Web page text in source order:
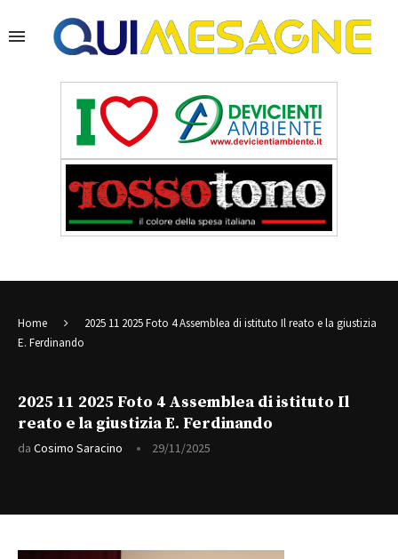
Home
2025 11 2025 Foto 4 Assemblea di istituto Il reato e la giustizia
E. Ferdinando
2025 11 2025 Foto 4 Assemblea di istituto Il
reato e la giustizia E. Ferdinando
da Cosimo Saracino 29/11/2025